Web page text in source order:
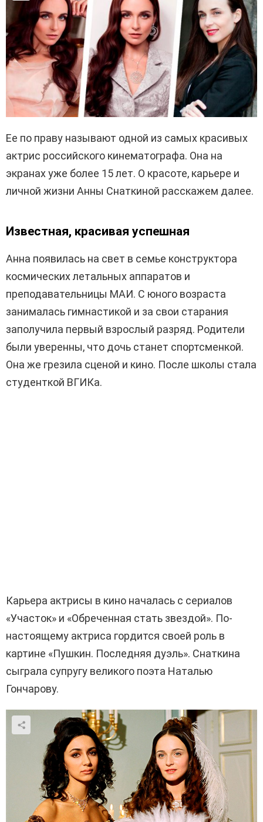
Ее по праву называют одной из самых красивых
актрис российского кинематографа. Она на
экранах уже более 15 лет. О красоте, карьере и
личной жизни Анны Снаткиной расскажем далее.
Известная, красивая успешная
Анна появилась на свет в семье конструктора
космических летальных аппаратов и
преподавательницы МАИ. С юного возраста
занималась гимнастикой и за свои старания
заполучила первый взрослый разряд. Родители
были уверенны, что дочь станет спортсменкой.
Она же грезила сценой и кино. После школы стала
студенткой ВГИКа.
Карьера актрисы в кино началась с сериалов
«Участок» и «Обреченная стать звездой». По-
настоящему актриса гордится своей роль в
картине «Пушкин. Последняя дуэль». Снаткина
сыграла супругу великого поэта Наталью
Гончарову.